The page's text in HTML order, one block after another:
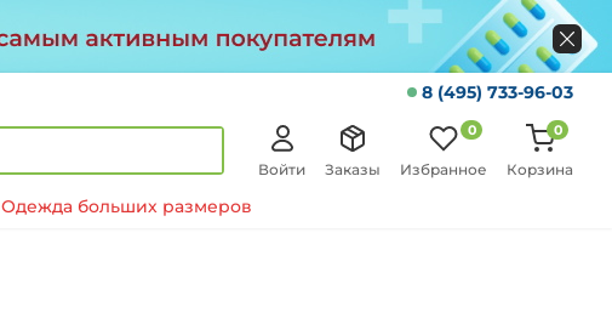
8 (495) 733-96-03
Войти Заказы Избранное
0
Корзина
0
Одежда больших размеров